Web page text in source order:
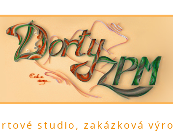
studio, zakázková